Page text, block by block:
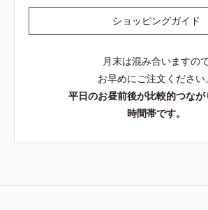
ショッピングガイド
月末は混み合いますの
お早めにご注文ください。
平日のお昼前後が比較的つな
時間帯です。